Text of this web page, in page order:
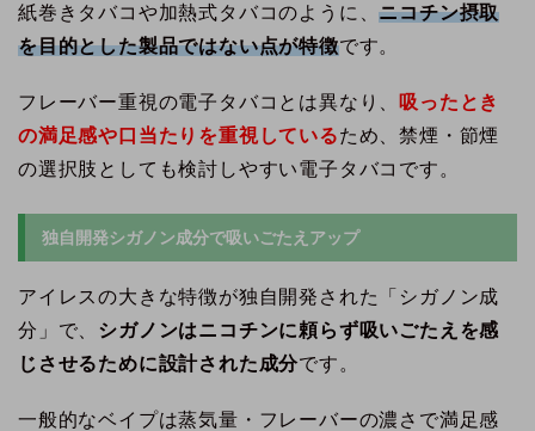
紙巻きタバコや加熱式タバコのように、ニコチン摂取
を目的とした製品ではない点が特徴です。
フレーバー重視の電子タバコとは異なり、
吸ったとき
の満足感や口当たりを重視しているため、禁煙・節煙
の選択肢としても検討しやすい電子タバコです。
独自開発シガノン成分で吸いごたえアップ
アイレスの大きな特徴が独自開発された「シガノン成
分」で、
シガノンはニコチンに頼らず吸いごたえを感
じさせるために設計された成分です。
一般的なベイプは蒸気量・フレーバーの濃さで満足感